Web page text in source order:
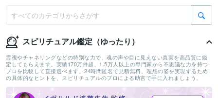
スピリチュアル鑑定（ゆったり）
霊視やチャネリングなどの特別な力で、魂の声や目に見えない真実を高品質に鑑
定してもらえます。実績170万件超、1.5万人以上の専門家から不思議な力を持つ
プロを比較して直接選べます。24時間匿名で見積無料。理想の姿を実現するため
の具体的なヒントを、スピリチュアルのプロによる助言で手に入れましょう。